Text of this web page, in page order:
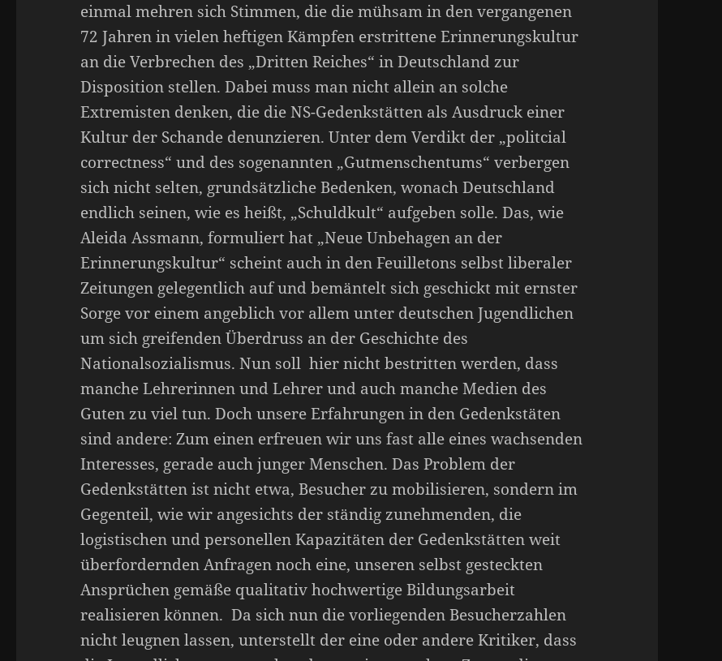
einmal mehren sich Stimmen, die die mühsam in den vergangenen
72 Jahren in vielen heftigen Kämpfen erstrittene Erinnerungskultur
an die Verbrechen des „Dritten Reiches“ in Deutschland zur
Disposition stellen. Dabei muss man nicht allein an solche
Extremisten denken, die die NS-Gedenkstätten als Ausdruck einer
Kultur der Schande denunzieren. Unter dem Verdikt der „politcial
correctness“ und des sogenannten „Gutmenschentums“ verbergen
sich nicht selten, grundsätzliche Bedenken, wonach Deutschland
endlich seinen, wie es heißt, „Schuldkult“ aufgeben solle. Das, wie
Aleida Assmann, formuliert hat „Neue Unbehagen an der
Erinnerungskultur“ scheint auch in den Feuilletons selbst liberaler
Zeitungen gelegentlich auf und bemäntelt sich geschickt mit ernster
Sorge vor einem angeblich vor allem unter deutschen Jugendlichen
um sich greifenden Überdruss an der Geschichte des
Nationalsozialismus. Nun soll hier nicht bestritten werden, dass
manche Lehrerinnen und Lehrer und auch manche Medien des
Guten zu viel tun. Doch unsere Erfahrungen in den Gedenkstäten
sind andere: Zum einen erfreuen wir uns fast alle eines wachsenden
Interesses, gerade auch junger Menschen. Das Problem der
Gedenkstätten ist nicht etwa, Besucher zu mobilisieren, sondern im
Gegenteil, wie wir angesichts der ständig zunehmenden, die
logistischen und personellen Kapazitäten der Gedenkstätten weit
überfordernden Anfragen noch eine, unseren selbst gesteckten
Ansprüchen gemäße qualitativ hochwertige Bildungsarbeit
realisieren können. Da sich nun die vorliegenden Besucherzahlen
nicht leugnen lassen, unterstellt der eine oder andere Kritiker, dass